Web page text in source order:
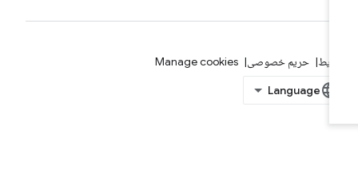
حریم خصوصی Manage cookies